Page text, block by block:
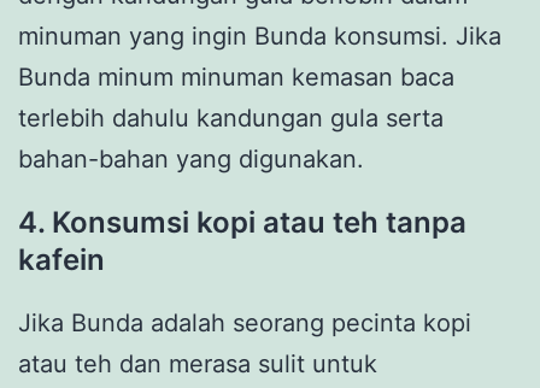
minuman yang ingin Bunda konsumsi. Jika
Bunda minum minuman kemasan baca
terlebih dahulu kandungan gula serta
bahan-bahan yang digunakan.
4. Konsumsi kopi atau teh tanpa
kafein
Jika Bunda adalah seorang pecinta kopi
atau teh dan merasa sulit untuk